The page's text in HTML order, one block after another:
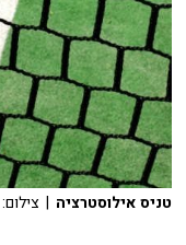
טניס אילוסטרציה | צילום: Ingram Images